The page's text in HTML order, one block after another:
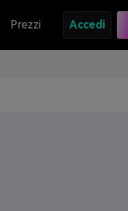
Prezzi Accedi